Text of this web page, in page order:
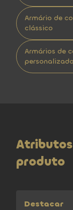
Armário de
clássico
Armários de
produto
Destacar